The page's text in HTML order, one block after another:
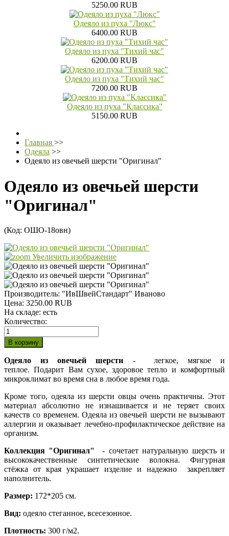
5250.00 RUB
Одеяло из пуха "Люкс"
6400.00 RUB
Одеяло из пуха "Тихий час"
6200.00 RUB
Одеяло из пуха "Тихий час"
7200.00 RUB
Одеяло из пуха "Классика"
5150.00 RUB
Главная >>
Одеяла >>
Одеяло из овечьей шерсти "Оригинал"
Одеяло из овечьей шерсти
"Оригинал"
(Код: ОШО-18овн)
Увеличить изображение
Производитель: "ИвШвейСтандарт" Иваново
Цена: 3250.00 RUB
На складе: есть
Количество:
Одеяло из овечьей шерсти - легкое, мягкое и
теплое. Подарит Вам сухое, здоровое тепло и комфортный
микроклимат во время сна в любое время года.
Кроме того, одеяла из шерсти овцы очень практичны. Этот
материал абсолютно не изнашивается и не теряет своих
качеств со временем. Одеяла из овечьей шерсти не вызывают
аллергии и оказывает лечебно-профилактическое действие на
организм.
Коллекция "Оригинал"
- сочетает натуральную шерсть и
высококачественные синтетические волокна. Фигурная
стёжка от края украшает изделие и надежно закрепляет
наполнитель.
Размер: 172*205 см.
Вид: одеяло стеганное, всесезонное.
Плотность: 300 г/м2.